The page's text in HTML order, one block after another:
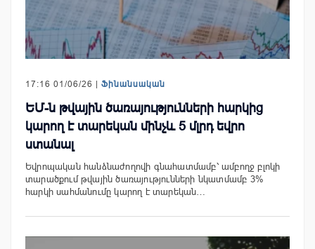
17:16 01/06/26 | Ֆինանսական
ԵՄ-ն թվային ծառայությունների հարկից
կարող է տարեկան մինչև 5 մլրդ եվրո
ստանալ
Եվրոպական հանձնաժողովի գնահատմամբ՝ ամբողջ բլոկի
տարածքում թվային ծառայությունների նկատմամբ 3%
հարկի սահմանումը կարող է տարեկան…